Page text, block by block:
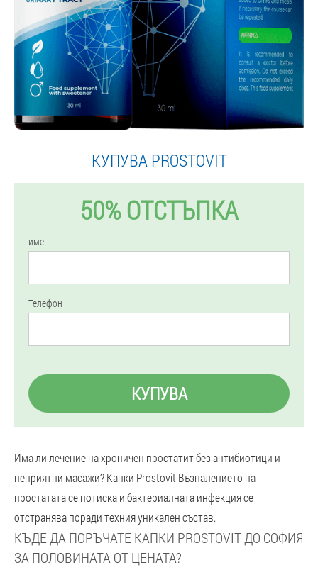
КУПУВА PROSTOVIT
50% ОТСТЪПКА
име
Телефон
КУПУВА
Има ли лечение на хроничен простатит без антибиотици и
неприятни масажи? Капки Prostovit Възпалението на
простатата се потиска и бактериалната инфекция се
отстранява поради техния уникален състав.
КЪДЕ ДА ПОРЪЧАТЕ КАПКИ PROSTOVIT ДО СОФИЯ
ЗА ПОЛОВИНАТА ОТ ЦЕНАТА?